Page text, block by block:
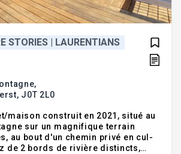
STORIES | LAURENTIANS
J0T 2L0
maison construit en 2021, situé au
sur un magnifique terrain
au bout d'un chemin privé en cul-
de 2 bords de rivière distincts,